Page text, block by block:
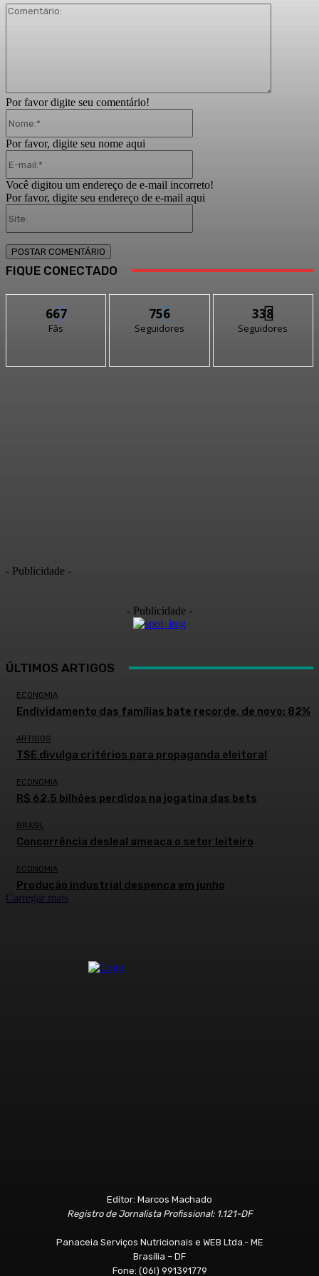
Por favor digite seu comentário!
Por favor, digite seu nome aqui
Você digitou um endereço de e-mail incorreto!
Por favor, digite seu endereço de e-mail aqui
FIQUE CONECTADO
667
Fãs
756
Seguidores
338
Seguidores
- Publicidade -
- Publicidade -
ÚLTIMOS ARTIGOS
ECONOMIA
Endividamento das famílias bate recorde, de novo: 82%
ARTIGOS
TSE divulga critérios para propaganda eleitoral
ECONOMIA
R$ 62,5 bilhões perdidos na jogatina das bets
BRASIL
Concorrência desleal ameaça o setor leiteiro
ECONOMIA
Produção industrial despenca em junho
Carregar mais
Editor: Marcos Machado
Registro de Jornalista Profissional: 1.121-DF
Panaceia Serviços Nutricionais e WEB Ltda.- ME
Brasília – DF
Fone: (06l) 991391779